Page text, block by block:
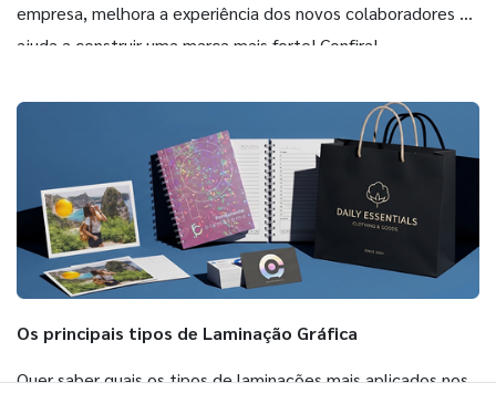
empresa, melhora a experiência dos novos colaboradores e
ajuda a construir uma marca mais forte! Confira!
Os principais tipos de Laminação Gráfica
Quer saber quais os tipos de laminações mais aplicados nos